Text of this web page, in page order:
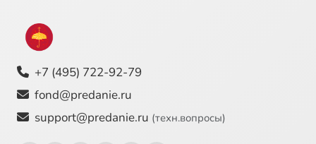
+7 (495) 722-92-79
fond@predanie.ru
support@predanie.ru (техн.вопросы)